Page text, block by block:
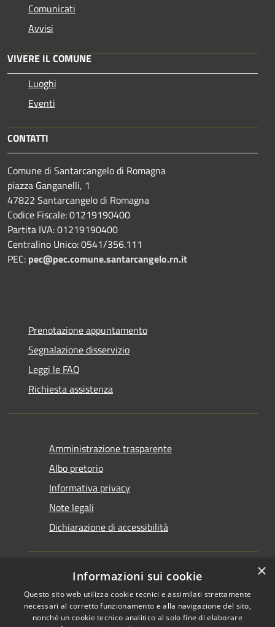
Comunicati
Avvisi
VIVERE IL COMUNE
Luoghi
Eventi
CONTATTI
Comune di Santarcangelo di Romagna
piazza Ganganelli, 1
47822 Santarcangelo di Romagna
Codice Fiscale: 01219190400
Partita IVA: 01219190400
Centralino Unico: 0541/356.111
PEC: pec@pec.comune.santarcangelo.rn.it
Prenotazione appuntamento
Segnalazione disservizio
Leggi le FAQ
Richiesta assistenza
Amministrazione trasparente
Albo pretorio
Informativa privacy
Note legali
Dichiarazione di accessibilità
RSS
Accessibilità
Copyright © 2026 • Comune di
Santarcangelo di Romagna •
×
Informazioni sui cookie
Questo sito web utilizza cookie tecnici e assimilati strettamente
necessari al corretto funzionamento e alla navigazione del sito,
nonché un cookie tecnico analitico al solo fine di elaborare